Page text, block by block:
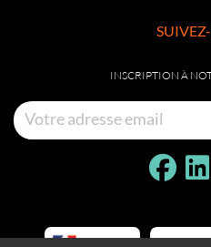
INSCRIPTION À